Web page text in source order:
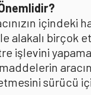
alakalı birçok
işlevini
sürücü